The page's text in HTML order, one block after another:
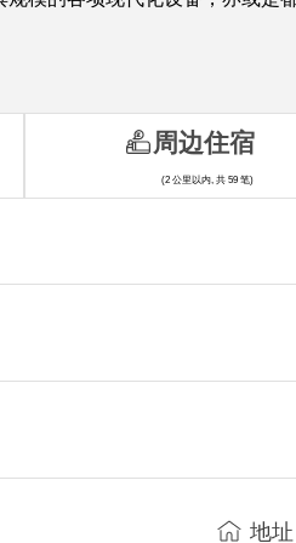
地
周边住宿
(2 公里以内, 共 59 笔)